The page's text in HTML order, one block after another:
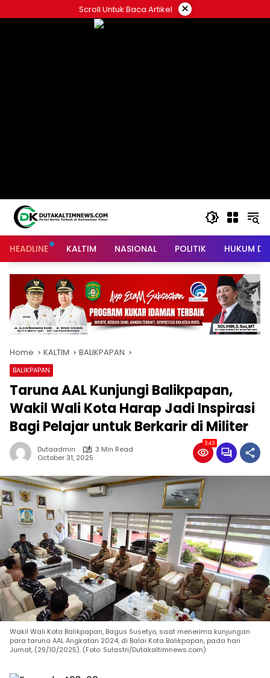
to
Scroll Untuk Baca Artikel ×
HEADLINE KALTIM NASIONAL POLITIK HUKUM
Home KALTIM BALIKPAPAN
BALIKPAPAN
Taruna AAL Kunjungi Balikpapan,
Wakil Wali Kota Harap Jadi Inspirasi
Bagi Pelajar untuk Berkarir di Militer
Dutaadmin
3 Min Read
October 31, 2025
343
Wakil Wali Kota Balikpapan, Bagus Susetyo, saat menerima kunjungan
para taruna AAL Angkatan 2024, di Balai Kota Balikpapan, pada hari
Jumat, (29/10/2025). (Foto: Sulastri/Dutakaltimnews.com)